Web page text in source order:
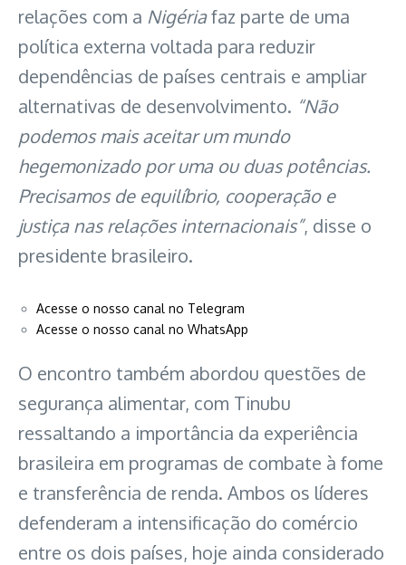
relações com a Nigériafaz parte de uma
política externa voltada para reduzir
dependências de países centrais e ampliar
alternativas de desenvolvimento. “Não
podemos mais aceitar um mundo
hegemonizado por uma ou duas potências.
Precisamos de equilíbrio, cooperação e
justiça nas relações internacionais”, disse o
presidente brasileiro.
Acesse o nosso canal no Telegram
Acesse o nosso canal no WhatsApp
O encontro também abordou questões de
segurança alimentar, com Tinubu
ressaltando a importância da experiência
brasileira em programas de combate à fome
e transferência de renda. Ambos os líderes
defenderam a intensificação do comércio
entre os dois países, hoje ainda considerado